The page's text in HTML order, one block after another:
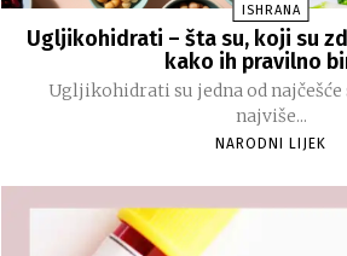
ISHRANA
Ugljikohidrati – šta su, koji su
kako ih pravilno
Ugljikohidrati su jedna od
najviše...
NARODNI LIJEK